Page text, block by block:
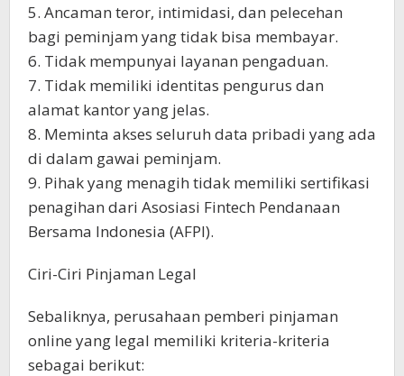
5. Ancaman teror, intimidasi, dan pelecehan
bagi peminjam yang tidak bisa membayar.
6. Tidak mempunyai layanan pengaduan.
7. Tidak memiliki identitas pengurus dan
alamat kantor yang jelas.
8. Meminta akses seluruh data pribadi yang ada
di dalam gawai peminjam.
9. Pihak yang menagih tidak memiliki sertifikasi
penagihan dari Asosiasi Fintech Pendanaan
Bersama Indonesia (AFPI).
Ciri-Ciri Pinjaman Legal
Sebaliknya, perusahaan pemberi pinjaman
online yang legal memiliki kriteria-kriteria
sebagai berikut: